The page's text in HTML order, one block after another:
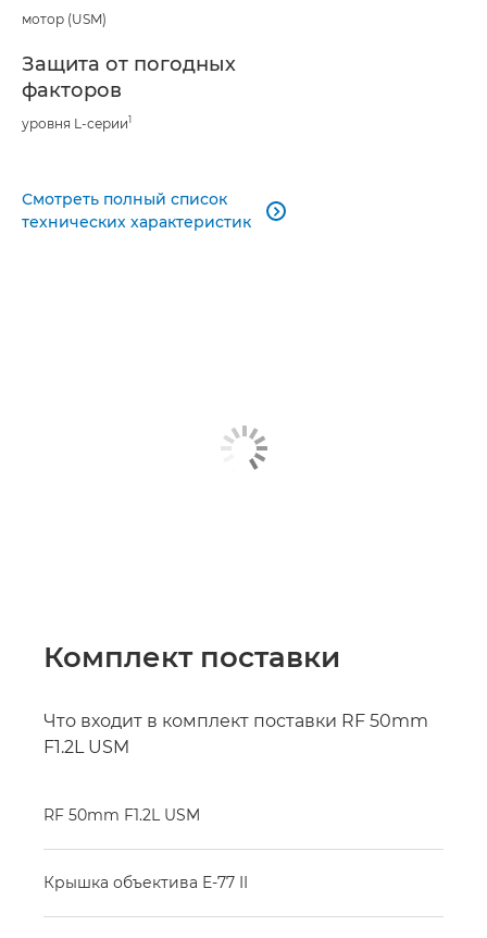
мотор (USM)
Защита от погодных
факторов
уровня L-серии1
Смотреть полный список
технических характеристик

Комплект поставки
Что входит в комплект поставки RF 50mm
F1.2L USM
RF 50mm F1.2L USM
Крышка объектива E-77 II